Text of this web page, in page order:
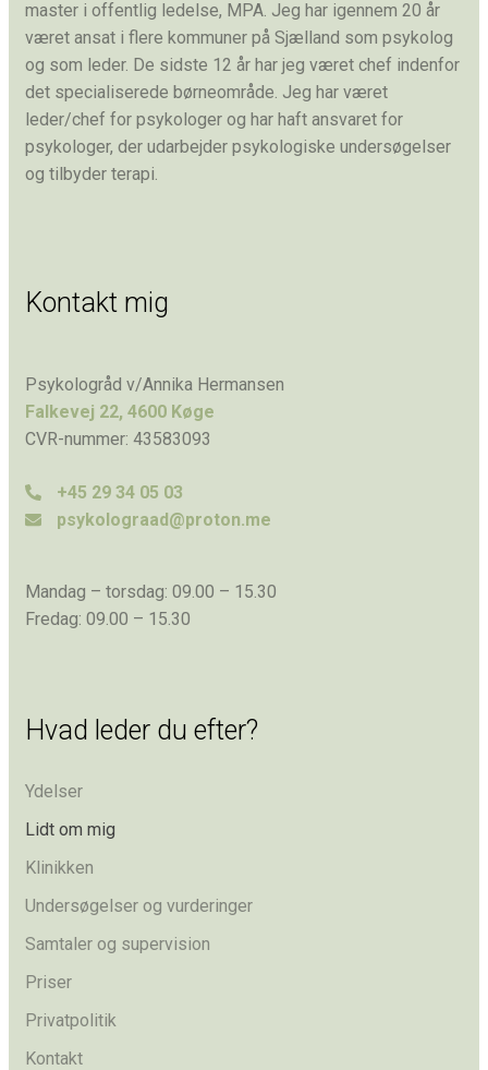
master i offentlig ledelse, MPA. Jeg har igennem 20 år
været ansat i flere kommuner på Sjælland som psykolog
og som leder. De sidste 12 år har jeg været chef indenfor
det specialiserede børneområde. Jeg har været
leder/chef for psykologer og har haft ansvaret for
psykologer, der udarbejder psykologiske undersøgelser
og tilbyder terapi.
Kontakt mig
Psykologråd v/Annika Hermansen
Falkevej 22, 4600 Køge
CVR-nummer: 43583093
+45 29 34 05 03
psykolograad@proton.me
Mandag – torsdag: ​09.00 – 15.30
Fredag: ​09.00 – 15.30
Hvad leder du efter?
Ydelser
Lidt om mig
Klinikken
Undersøgelser og vurderinger
Samtaler og supervision
Priser
Privatpolitik
Kontakt